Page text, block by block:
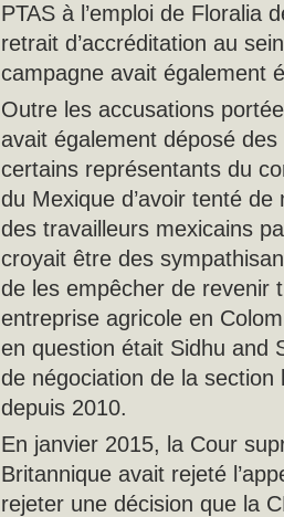
PTAS à l’emploi de Floralia
retrait d’accréditation au
campagne avait également
Outre les accusations
avait également déposé
certains représentants du
du Mexique d’avoir tenté
des travailleurs mexicains
croyait être des
de les empêcher de revenir
entreprise agricole en
en question était Sidhu and
de négociation de la
depuis 2010.
En janvier 2015, la Cour
Britannique avait rejeté
rejeter une décision que la